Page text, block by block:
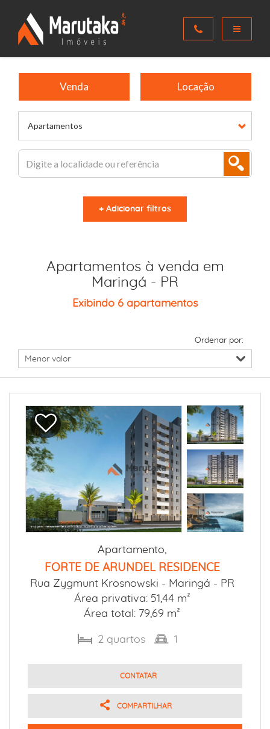
Apartamentos
Venda Locação
+ Adicionar filtros
Apartamentos à venda em
Maringá - PR
Exibindo 6 apartamentos
Ordenar por:
Apartamento,
FORTE DE ARUNDEL RESIDENCE
Rua Zygmunt Krosnowski - Maringá - PR
Área privativa: 51,44 m²
Área total: 79,69 m²
2 quartos 1
CONTATAR
COMPARTILHAR